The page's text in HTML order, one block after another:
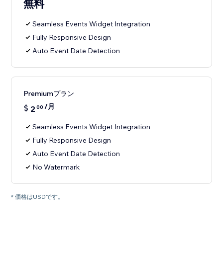
無料
Seamless Events Widget Integration
Fully Responsive Design
Auto Event Date Detection
Premiumプラン
$ 2 00 /月
Seamless Events Widget Integration
Fully Responsive Design
Auto Event Date Detection
No Watermark
* 価格はUSDです。